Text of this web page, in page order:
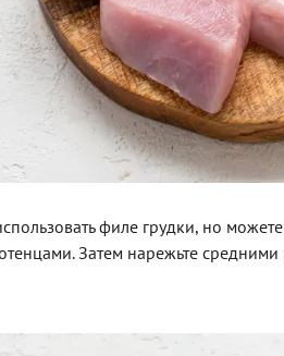
филе грудки, но
Затем нарежьте средними